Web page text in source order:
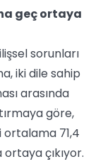
geç ortaya
sorunları
iki dile sahip
arasında
göre,
71,4
çıkıyor.